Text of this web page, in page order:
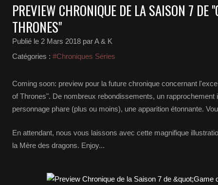
PREVIEW CHRONIQUE DE LA SAISON 7 DE
THRONES"
Publié le 2 Mars 2018 par A & K
Catégories : #Chroniques Séries
Coming soon: preview pour la future chronique concernant
of Thrones". De nombreux rebondissements, un rapprochement
personnage phare (plus ou moins), une apparition étonnante.
En attendant, nous vous laissons avec cette magnifique
la Mère des dragons. Enjoy...